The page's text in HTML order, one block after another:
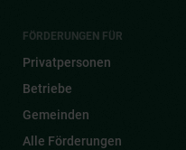
FÖRDERUNGEN FÜR
Privatpersonen
Betriebe
Gemeinden
Alle Förderungen